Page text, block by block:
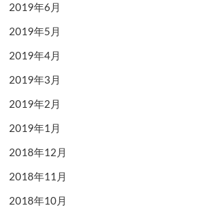
2019年6月
2019年5月
2019年4月
2019年3月
2019年2月
2019年1月
2018年12月
2018年11月
2018年10月